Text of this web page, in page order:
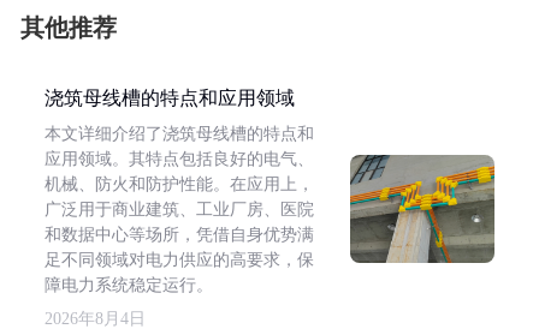
其他推荐
浇筑母线槽的特点和应用领域
本文详细介绍了浇筑母线槽的特点和
应用领域。其特点包括良好的电气、
机械、防火和防护性能。在应用上，
广泛用于商业建筑、工业厂房、医院
和数据中心等场所，凭借自身优势满
足不同领域对电力供应的高要求，保
障电力系统稳定运行。
2026年8月4日